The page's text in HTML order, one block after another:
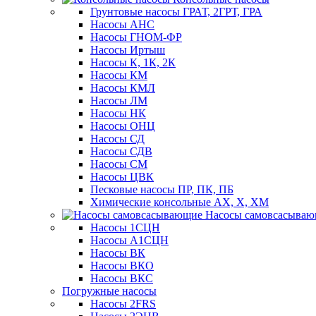
Грунтовые насосы ГРАТ, 2ГРТ, ГРА
Насосы АНС
Насосы ГНОМ-ФР
Насосы Иртыш
Насосы К, 1К, 2К
Насосы КМ
Насосы КМЛ
Насосы ЛМ
Насосы НК
Насосы ОНЦ
Насосы СД
Насосы СДВ
Насосы СМ
Насосы ЦВК
Песковые насосы ПР, ПК, ПБ
Химические консольные АХ, Х, ХМ
Насосы
Насосы 1СЦН
Насосы А1СЦН
Насосы ВК
Насосы ВКО
Насосы ВКС
Погружные насосы
Насосы 2FRS